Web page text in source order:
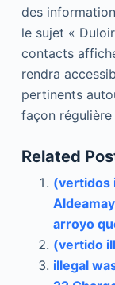
des
le sujet «
contacts
rendra
pertinents
façon
Related
(vertidos
arroyo
(vertido
illegal